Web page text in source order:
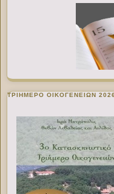
ΤΡΙΗΜΕΡΟ ΟΙΚΟΓΕΝΕΙΩΝ 2026